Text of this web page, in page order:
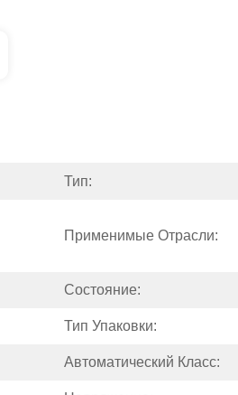
Тип:
Применимые Отрасли:
Состояние:
Тип Упаковки:
Автоматический Класс: